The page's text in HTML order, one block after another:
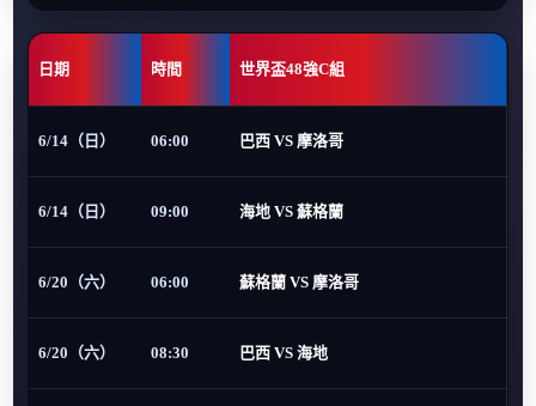
日期 時間 世界盃48強C組
6/14（日） 06:00 巴西 VS 摩洛哥
6/14（日） 09:00 海地 VS 蘇格蘭
6/20（六） 06:00 蘇格蘭 VS 摩洛哥
6/20（六） 08:30 巴西 VS 海地